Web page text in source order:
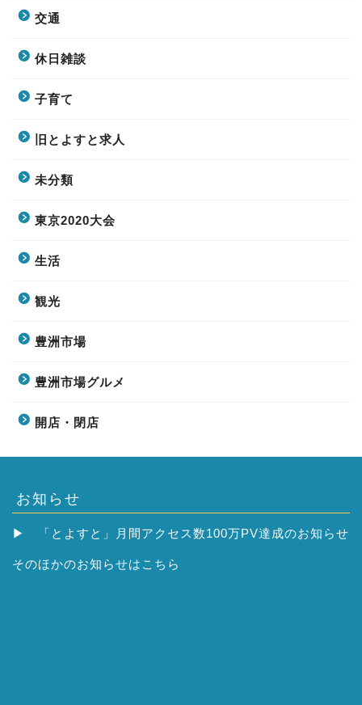
交通
休日雑談
子育て
旧とよすと求人
未分類
東京2020大会
生活
観光
豊洲市場
豊洲市場グルメ
開店・閉店
お知らせ
▶ 「とよすと」月間アクセス数100万PV達成のお知らせ
そのほかのお知らせはこちら